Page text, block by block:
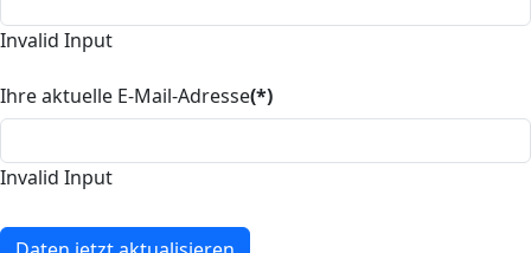
Invalid Input
Ihre aktuelle E-Mail-Adresse(*)
Invalid Input